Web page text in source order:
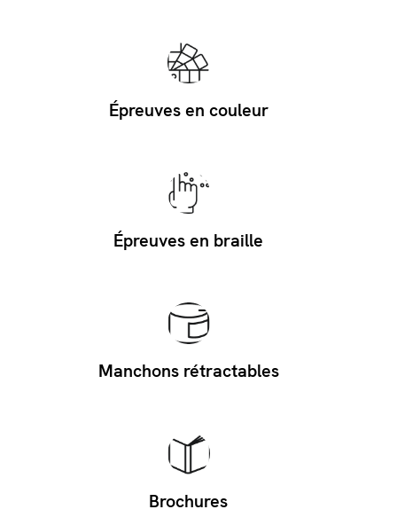
Épreuves en couleur
Épreuves en braille
Manchons rétractables
Brochures